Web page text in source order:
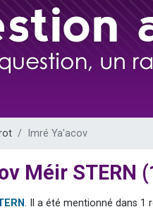
viennent de demander une
viennent de faire un don pour
places pour étudier en groupe sur
musiques dans Torah-Box Music
Imré Ya'acov
Méir STERN
. Il a été mentionné dans 1